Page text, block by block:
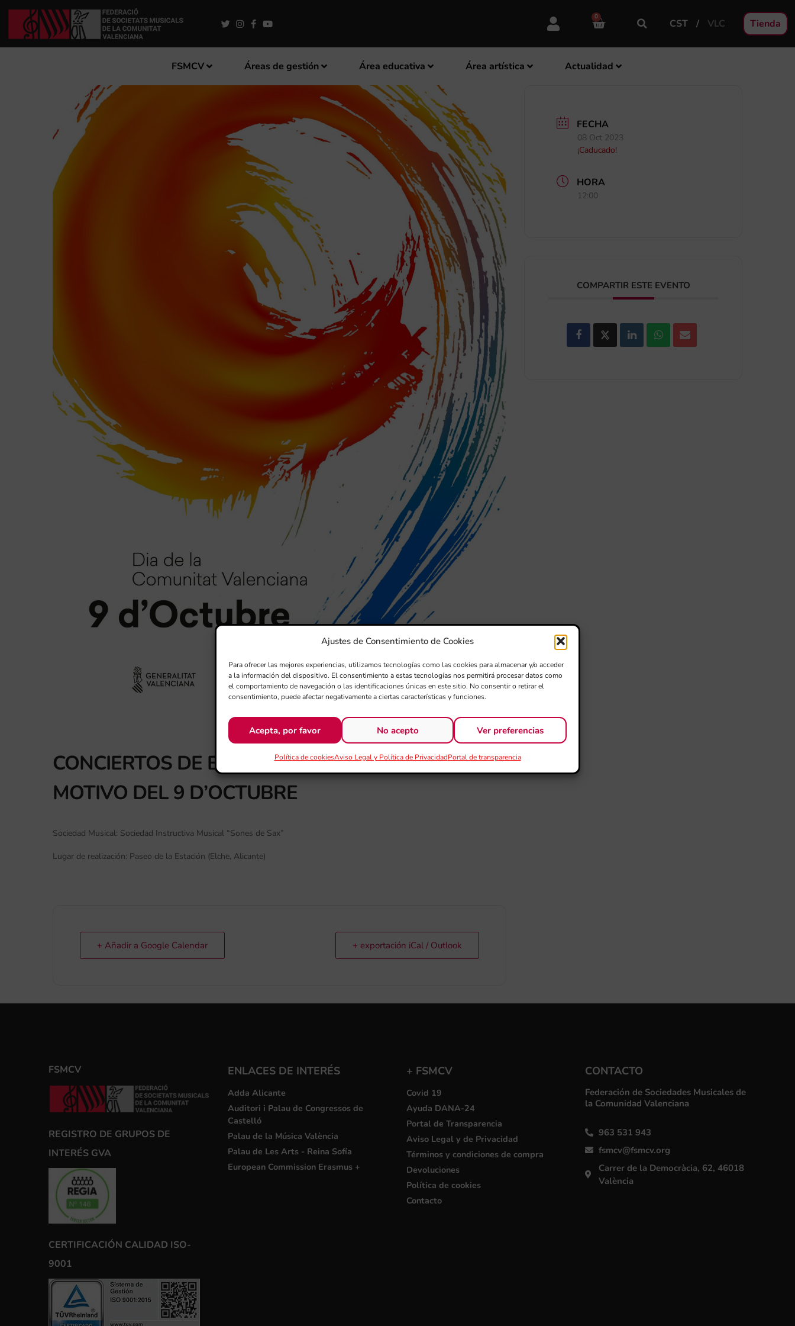
Ajustes de Consentimiento de Cookies
Para ofrecer las mejores experiencias, utilizamos tecnologías como las cookies para almacenar y/o acceder
a la información del dispositivo. El consentimiento a estas tecnologías nos permitirá procesar datos como
el comportamiento de navegación o las identificaciones únicas en este sitio. No consentir o retirar el
consentimiento, puede afectar negativamente a ciertas características y funciones.
Acepta, por favor No acepto Ver preferencias
Política de cookiesAviso Legal y Política de PrivacidadPortal de transparencia
0
CST VLC Tienda
FSMCV Áreas de gestión Área educativa Área artística Actualidad
CONCIERTOS DE BANDAS DE MÚSICA CON
MOTIVO DEL 9 D’OCTUBRE
Sociedad Musical: Sociedad Instructiva Musical “Sones de Sax”
Lugar de realización: Paseo de la Estación (Elche, Alicante)
+ Añadir a Google Calendar + exportación iCal / Outlook
FECHA
08 Oct 2023
¡Caducado!
HORA
12:00
COMPARTIR ESTE EVENTO
FSMCV
REGISTRO DE GRUPOS DE
INTERÉS GVA
CERTIFICACIÓN CALIDAD ISO-
9001
ENLACES DE INTERÉS
Adda Alicante
Auditori i Palau de Congressos de
Castelló
Palau de la Música València
Palau de Les Arts - Reina Sofía
European Commission Erasmus +
+ FSMCV
Covid 19
Ayuda DANA-24
Portal de Transparencia
Aviso Legal y de Privacidad
Términos y condiciones de compra
Devoluciones
Política de cookies
Contacto
CONTACTO
Federación de Sociedades Musicales de
la Comunidad Valenciana
963 531 943
fsmcv@fsmcv.org
Carrer de la Democràcia, 62, 46018
València